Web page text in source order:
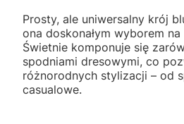
Prosty, ale uniwersalny krój
ona doskonałym wyborem
Świetnie komponuje się
spodniami dresowymi, co
różnorodnych stylizacji – od
casualowe.